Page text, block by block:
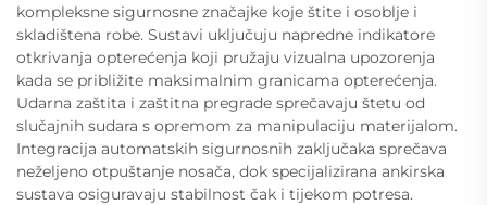
kompleksne sigurnosne značajke koje štite i osoblje i
skladištena robe. Sustavi uključuju napredne indikatore
otkrivanja opterećenja koji pružaju vizualna upozorenja
kada se približite maksimalnim granicama opterećenja.
Udarna zaštita i zaštitna pregrade sprečavaju štetu od
slučajnih sudara s opremom za manipulaciju materijalom.
Integracija automatskih sigurnosnih zaključaka sprečava
neželjeno otpuštanje nosača, dok specijalizirana ankirska
sustava osiguravaju stabilnost čak i tijekom potresa.